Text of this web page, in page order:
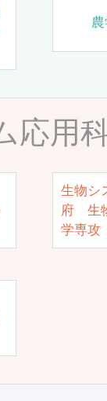
応用
生物シ
府 生
学専攻